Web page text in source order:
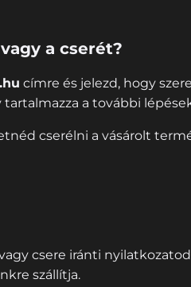
a cserét?
címre és jelezd, hogy
a további
cserélni a vásárolt
csere iránti
szállítja.